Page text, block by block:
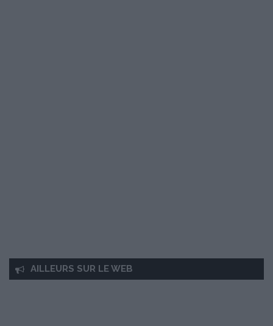
AILLEURS SUR LE WEB